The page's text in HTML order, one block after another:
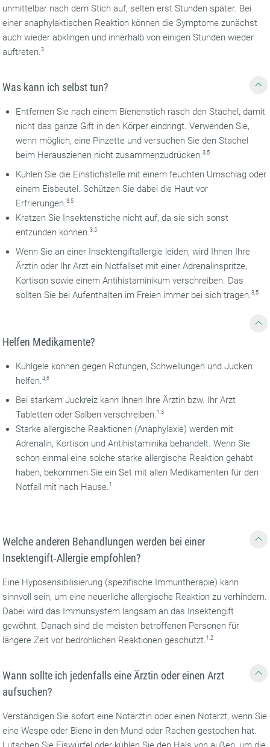
unmittelbar nach dem Stich auf, selten erst Stunden später. Bei
einer anaphylaktischen Reaktion können die Symptome zunächst
auch wieder abklingen und innerhalb von einigen Stunden wieder
auftreten.3
Was kann ich selbst tun?
Entfernen Sie nach einem Bienenstich rasch den Stachel, damit
nicht das ganze Gift in den Körper eindringt. Verwenden Sie,
wenn möglich, eine Pinzette und versuchen Sie den Stachel
beim Herausziehen nicht zusammenzudrücken.3,5
Kühlen Sie die Einstichstelle mit einem feuchten Umschlag oder
einem Eisbeutel. Schützen Sie dabei die Haut vor
Erfrierungen.3,5
Kratzen Sie Insektenstiche nicht auf, da sie sich sonst
entzünden können.3,5
Wenn Sie an einer Insektengiftallergie leiden, wird Ihnen Ihre
Ärztin oder Ihr Arzt ein Notfallset mit einer Adrenalinspritze,
Kortison sowie einem Antihistaminikum verschreiben. Das
sollten Sie bei Aufenthalten im Freien immer bei sich tragen.3,5
Helfen Medikamente?
Kühlgele können gegen Rötungen, Schwellungen und Jucken
helfen.4,6
Bei starkem Juckreiz kann Ihnen Ihre Ärztin bzw. Ihr Arzt
Tabletten oder Salben verschreiben.1,5
Starke allergische Reaktionen (Anaphylaxie) werden mit
Adrenalin, Kortison und Antihistaminika behandelt. Wenn Sie
schon einmal eine solche starke allergische Reaktion gehabt
haben, bekommen Sie ein Set mit allen Medikamenten für den
Notfall mit nach Hause.1
Welche anderen Behandlungen werden bei einer
Insektengift‐Allergie empfohlen?
Eine Hyposensibilisierung (spezifische Immuntherapie) kann
sinnvoll sein, um eine neuerliche allergische Reaktion zu verhindern.
Dabei wird das Immunsystem langsam an das Insektengift
gewöhnt. Danach sind die meisten betroffenen Personen für
längere Zeit vor bedrohlichen Reaktionen geschützt.1,2
Wann sollte ich jedenfalls eine Ärztin oder einen Arzt
aufsuchen?
Verständigen Sie sofort eine Notärztin oder einen Notarzt, wenn Sie
eine Wespe oder Biene in den Mund oder Rachen gestochen hat.